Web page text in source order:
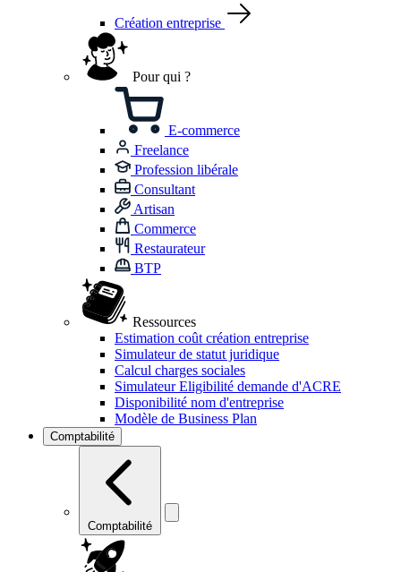
Création entreprise
Pour qui ?
E-commerce
Freelance
Profession libérale
Consultant
Artisan
Commerce
Restaurateur
BTP
Ressources
Estimation coût création entreprise
Simulateur de statut juridique
Calcul charges sociales
Simulateur Eligibilité demande d'ACRE
Disponibilité nom d'entreprise
Modèle de Business Plan
Comptabilité
Comptabilité